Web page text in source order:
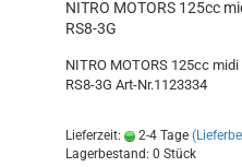
NITRO MOTORS 125cc
RS8-3G
NITRO MOTORS 125cc
RS8-3G Art-Nr.1123334
Lieferzeit: 2-4 Tage
Lagerbestand: 0 Stück